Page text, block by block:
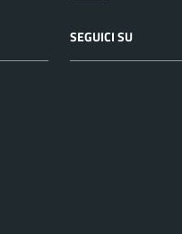
SEGUICI SU